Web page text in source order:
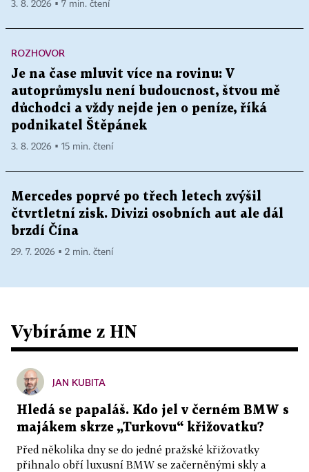
3. 8. 2026 ▪ 7 min. čtení
ROZHOVOR
Je na čase mluvit více na rovinu: V
autoprůmyslu není budoucnost, štvou mě
důchodci a vždy nejde jen o peníze, říká
podnikatel Štěpánek
3. 8. 2026 ▪ 15 min. čtení
Mercedes poprvé po třech letech zvýšil
čtvrtletní zisk. Divizi osobních aut ale dál
brzdí Čína
29. 7. 2026 ▪ 2 min. čtení
Vybíráme z HN
JAN KUBITA
Hledá se papaláš. Kdo jel v černém BMW s
majákem skrze „Turkovu“ křižovatku?
Před několika dny se do jedné pražské křižovatky
přihnalo obří luxusní BMW se začerněnými skly a